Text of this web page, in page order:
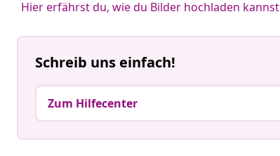
Hier erfährst du, wie du Bilder hochladen kannst
Schreib uns einfach!
Zum Hilfecenter